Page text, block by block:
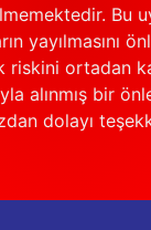
Bu
yayılmasını
riskini ortadan
alınmış bir
dolayı